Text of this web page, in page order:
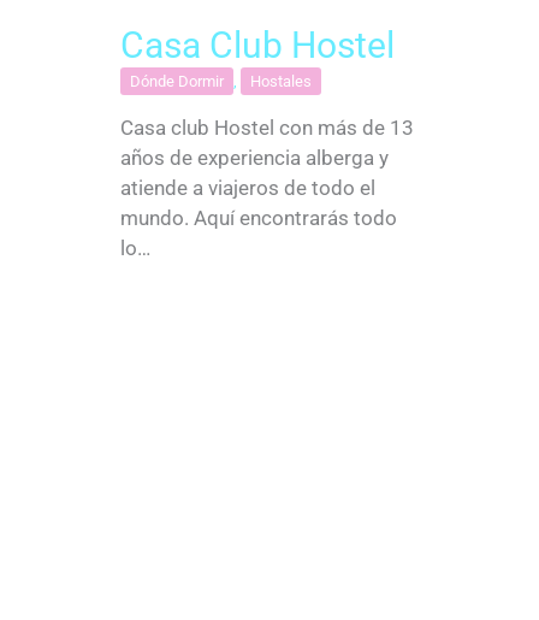
Casa Club Hostel
Dónde Dormir , Hostales
Casa club Hostel con más de 13
años de experiencia alberga y
atiende a viajeros de todo el
mundo. Aquí encontrarás todo
lo…